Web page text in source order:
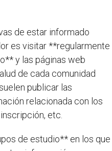
de estar informado
es visitar **regularmente
y las páginas web
de cada comunidad
publicar las
relacionada con los
etc.
de estudio** en los que